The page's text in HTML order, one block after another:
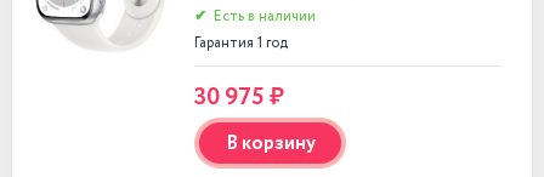
✔ Есть в наличии
Гарантия 1 год
30 975 ₽
В корзину